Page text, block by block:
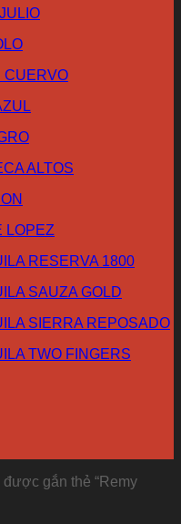
CUERVO
ALTOS
LOPEZ
RESERVA 1800
SAUZA GOLD
SIERRA REPOSADO
TWO FINGERS
được gắn thẻ “Remy